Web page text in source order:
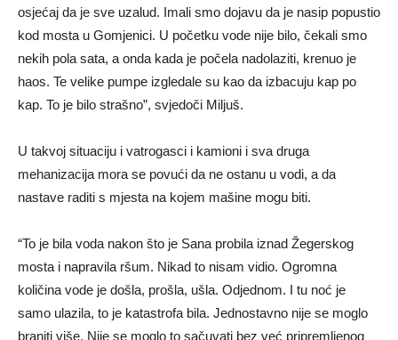
osjećaj da je sve uzalud. Imali smo dojavu da je nasip popustio
kod mosta u Gomjenici. U početku vode nije bilo, čekali smo
nekih pola sata, a onda kada je počela nadolaziti, krenuo je
haos. Te velike pumpe izgledale su kao da izbacuju kap po
kap. To je bilo strašno”, svjedoči Miljuš.
U takvoj situaciju i vatrogasci i kamioni i sva druga
mehanizacija mora se povući da ne ostanu u vodi, a da
nastave raditi s mjesta na kojem mašine mogu biti.
“To je bila voda nakon što je Sana probila iznad Žegerskog
mosta i napravila ršum. Nikad to nisam vidio. Ogromna
količina vode je došla, prošla, ušla. Odjednom. I tu noć je
samo ulazila, to je katastrofa bila. Jednostavno nije se moglo
braniti više. Nije se moglo to sačuvati bez već pripremljenog